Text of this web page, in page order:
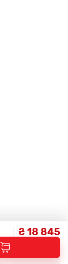
₴ 18 845